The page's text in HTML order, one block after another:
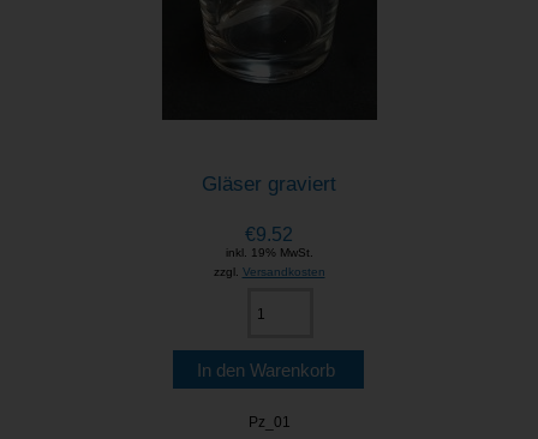
Gläser graviert
€9.52
inkl. 19% MwSt.
zzgl. Versandkosten
Pz_01